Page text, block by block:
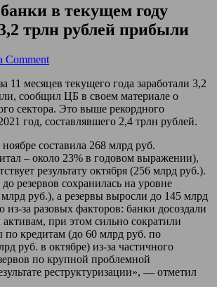
в текущем году
трлн рублей прибыли
Comment
11 месяцев текущего года заработали 3,2
сообщил ЦБ в своем материале о
сектора. Это выше рекордного
год, составлявшего 2,4 трлн рублей.
составила 268 млрд руб.
– около 23% в годовом выражении),
результату октября (256 млрд руб.).
резервов сохранилась на уровне
млрд руб.), а резервы выросли до 145 млрд
за разовых факторов: банки досоздали
при этом сильно сократили
по кредитам (до 60 млрд руб. по
руб. в октябре) из-за частичного
по крупной проблемной
реструктуризации», — отметил